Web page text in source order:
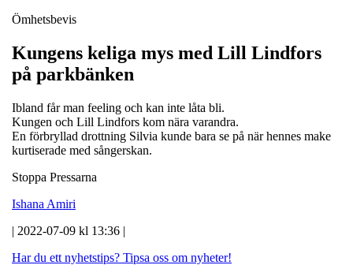
Ömhetsbevis
Kungens keliga mys med Lill Lindfors
på parkbänken
Ibland får man feeling och kan inte låta bli.
Kungen och Lill Lindfors kom nära varandra.
En förbryllad drottning Silvia kunde bara se på när hennes make
kurtiserade med sångerskan.
Stoppa Pressarna
Ishana Amiri
| 2022-07-09 kl 13:36 |
Har du ett nyhetstips? Tipsa oss om nyheter!